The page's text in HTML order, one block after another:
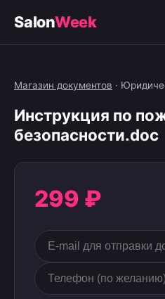
SalonWeek
Магазин документов ·
Инструкция по
безопасности.doc
299 ₽